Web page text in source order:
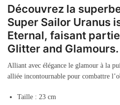
Découvrez la
Super Sailor Uranus
Eternal, faisant
Glitter and Glamours.
Alliant avec élégance le glamour à la
alliée incontournable pour combattre
Taille : 23 cm